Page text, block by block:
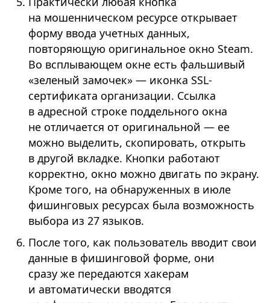
на мошенническом ресурсе открывает
форму ввода учетных данных,
повторяющую оригинальное окно Steam.
Во всплывающем окне есть фальшивый
«зеленый замочек» — иконка SSL-
сертификата организации. Ссылка
в адресной строке поддельного окна
не отличается от оригинальной — ее
можно выделить, скопировать, открыть
в другой вкладке. Кнопки работают
корректно, окно можно двигать по экрану.
Кроме того, на обнаруженных в июле
фишинговых ресурсах была возможность
выбора из 27 языков.
После того, как пользователь вводит свои
данные в фишинговой форме, они
сразу же передаются хакерам
и автоматически вводятся